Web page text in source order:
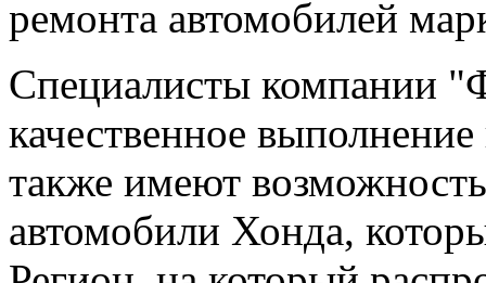
ремонта автомобилей
Специалисты компании
качественное
также имеют
автомобили Хонда,